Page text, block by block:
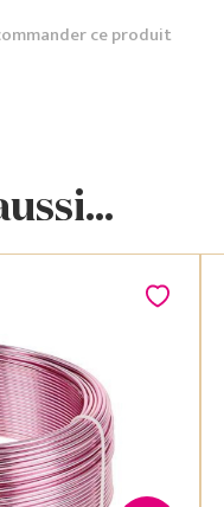
ce produit